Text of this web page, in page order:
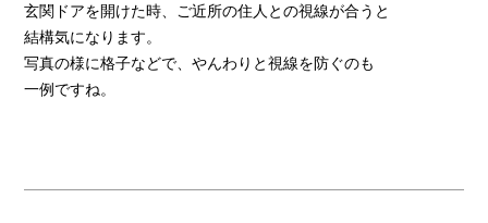
玄関ドアを開けた時、ご近所の住人との視線が合うと
結構気になります。
写真の様に格子などで、やんわりと視線を防ぐのも
一例ですね。